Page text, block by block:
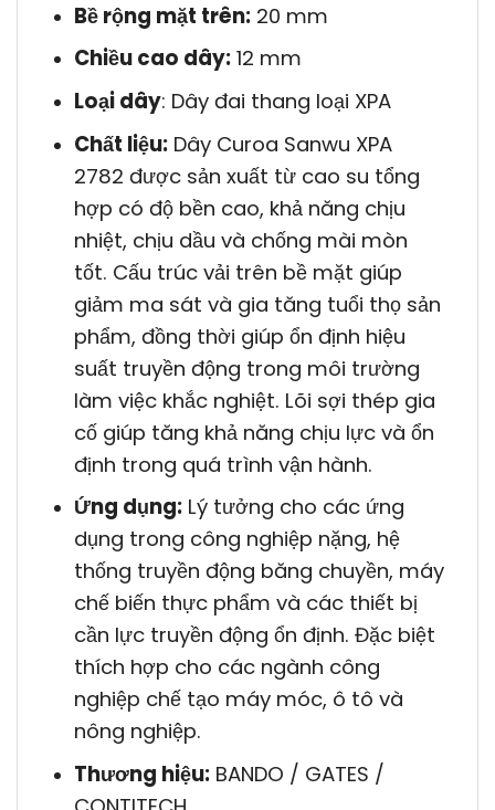
Bề rộng mặt trên:20 mm
Chiều cao dây:12 mm
Loại dây: Dây đai thang loại XPA
Chất liệu:Dây Curoa Sanwu XPA
2782 được sản xuất từ cao su tổng
hợp có độ bền cao, khả năng chịu
nhiệt, chịu dầu và chống mài mòn
tốt. Cấu trúc vải trên bề mặt giúp
giảm ma sát và gia tăng tuổi thọ sản
phẩm, đồng thời giúp ổn định hiệu
suất truyền động trong môi trường
làm việc khắc nghiệt. Lõi sợi thép gia
cố giúp tăng khả năng chịu lực và ổn
định trong quá trình vận hành.
Ứng dụng:Lý tưởng cho các ứng
dụng trong công nghiệp nặng, hệ
thống truyền động băng chuyền, máy
chế biến thực phẩm và các thiết bị
cần lực truyền động ổn định. Đặc biệt
thích hợp cho các ngành công
nghiệp chế tạo máy móc, ô tô và
nông nghiệp.
Thương hiệu:BANDO / GATES /